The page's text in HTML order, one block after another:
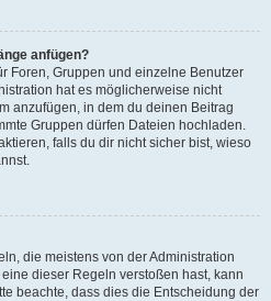
anfügen?
Foren, Gruppen und einzelne Benutzer
hat es möglicherweise nicht
anzufügen, in dem du deinen Beitrag
Gruppen dürfen Dateien hochladen.
falls du dir nicht sicher bist, wieso
die meistens von der Administration
dieser Regeln verstoßen hast, kann
beachte, dass dies die Entscheidung der